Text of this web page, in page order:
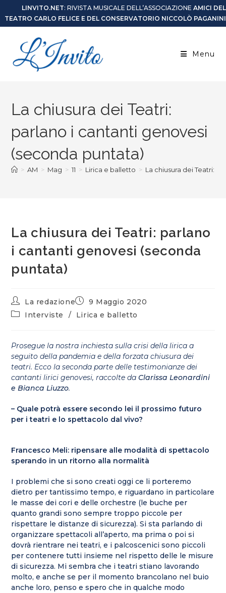
LINVITO.NET: RIVISTA MUSICALE DELL’ASSOCIAZIONE AMICI DEL
TEATRO CARLO FELICE E DEL CONSERVATORIO NICCOLÒ PAGANINI
Menu
La chiusura dei Teatri:
parlano i cantanti genovesi
(seconda puntata)
> AM > Mag > 11 > Lirica e balletto > La chiusura dei Teatri:
La chiusura dei Teatri: parlano
i cantanti genovesi (seconda
puntata)
La redazione
9 Maggio 2020
Interviste
/ Lirica e balletto
Prosegue la nostra inchiesta sulla crisi della lirica a
seguito della pandemia e della forzata chiusura dei
teatri. Ecco la seconda parte delle testimonianze dei
cantanti lirici genovesi, raccolte daClarissa Leonardini
e Bianca Liuzzo.
– Quale potrà essere secondo lei il prossimo futuro
per i teatri e lo spettacolo dal vivo?
Francesco Meli: ripensare alle modalità di spettacolo
sperando in un ritorno alla normalità
I problemi che si sono creati oggi ce li porteremo
dietro per tantissimo tempo, e riguardano in particolare
le masse dei cori e delle orchestre (le buche per
quanto grandi sono sempre troppo piccole per
rispettare le distanze di sicurezza). Si sta parlando di
organizzare spettacoli all’aperto, ma prima o poi si
dovrà rientrare nei teatri, e i palcoscenici sono piccoli
per contenere tutti insieme nel rispetto delle le misure
di sicurezza. Mi sembra che i teatri stiano lavorando
molto, e anche se per il momento brancolano nel buio
anche loro, penso e spero che in qualche modo